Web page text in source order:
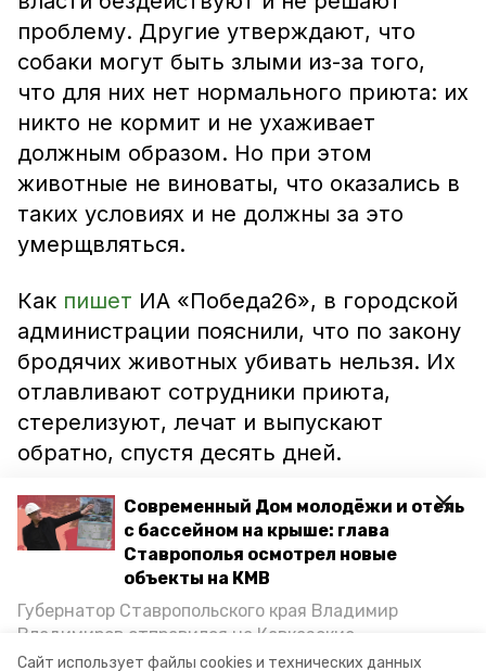
Сайт использует файлы cookies и технических данных
Современный Дом молодёжи и отель
с бассейном на крыше: глава
Ставрополья осмотрел новые
объекты на КМВ
Губернатор Ставропольского края Владимир
Владимиров отправился на Кавказские
Минеральные Воды, чтобы проинспектировать
проблему. Другие утверждают, что
собаки могут быть злыми из-за того,
что для них нет нормального приюта: их
никто не кормит и не ухаживает
должным образом. Но при этом
животные не виноваты, что оказались в
таких условиях и не должны за это
умерщвляться.
Как пишет ИА «Победа26», в городской
администрации пояснили, что по закону
бродячих животных убивать нельзя. Их
отлавливают сотрудники приюта,
стерелизуют, лечат и выпускают
обратно, спустя десять дней.
Если где-то были замечены бездомные
животные, надо заявить об этом в
комитет городского хозяйства
администрации. Если псы нападают на
людей, надо сообщить по номеру 112.